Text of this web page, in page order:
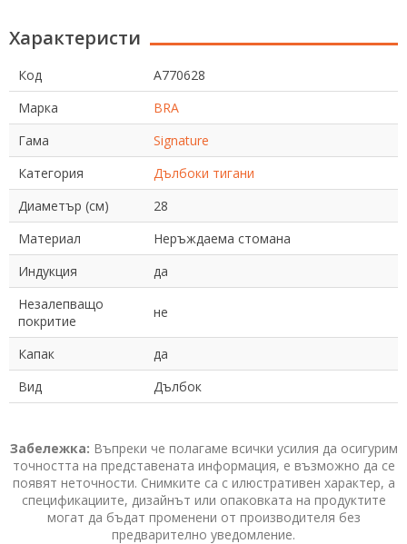
Характеристи
Код
A770628
Марка
BRA
Гама
Signature
Категория
Дълбоки тигани
Диаметър (см)
28
Материал
Неръждаема стомана
Индукция
да
Незалепващо
покритие
не
Капак
да
Вид
Дълбок
Забележка: Въпреки че полагаме всички усилия да осигурим
точността на представената информация, е възможно да се
появят неточности. Снимките са с илюстративен характер, а
спецификациите, дизайнът или опаковката на продуктите
могат да бъдат променени от производителя без
предварително уведомление.